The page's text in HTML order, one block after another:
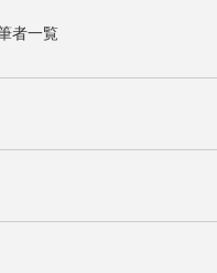
者一覧